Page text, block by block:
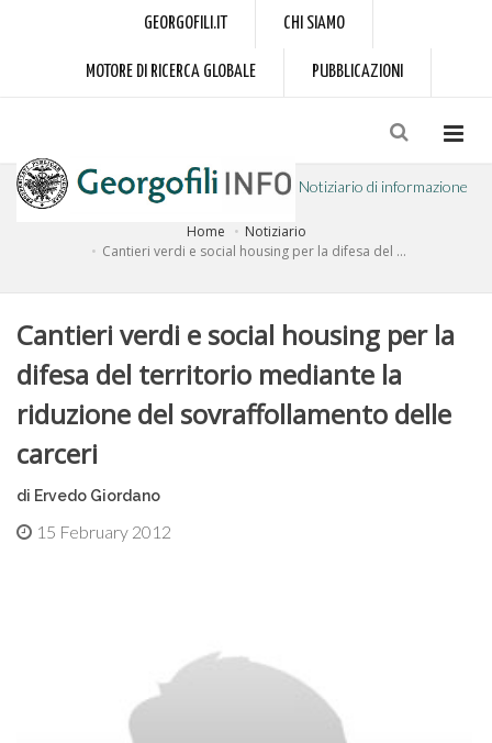
GEORGOFILI.IT CHI SIAMO
MOTORE DI RICERCA GLOBALE PUBBLICAZIONI
Notiziario di informazione
a cura dell'Accademia dei Georgofili
Home
Notiziario
Cantieri verdi e social housing per la difesa del ...
Cantieri verdi e social housing per la
difesa del territorio mediante la
riduzione del sovraffollamento delle
carceri
di Ervedo Giordano
15 February 2012